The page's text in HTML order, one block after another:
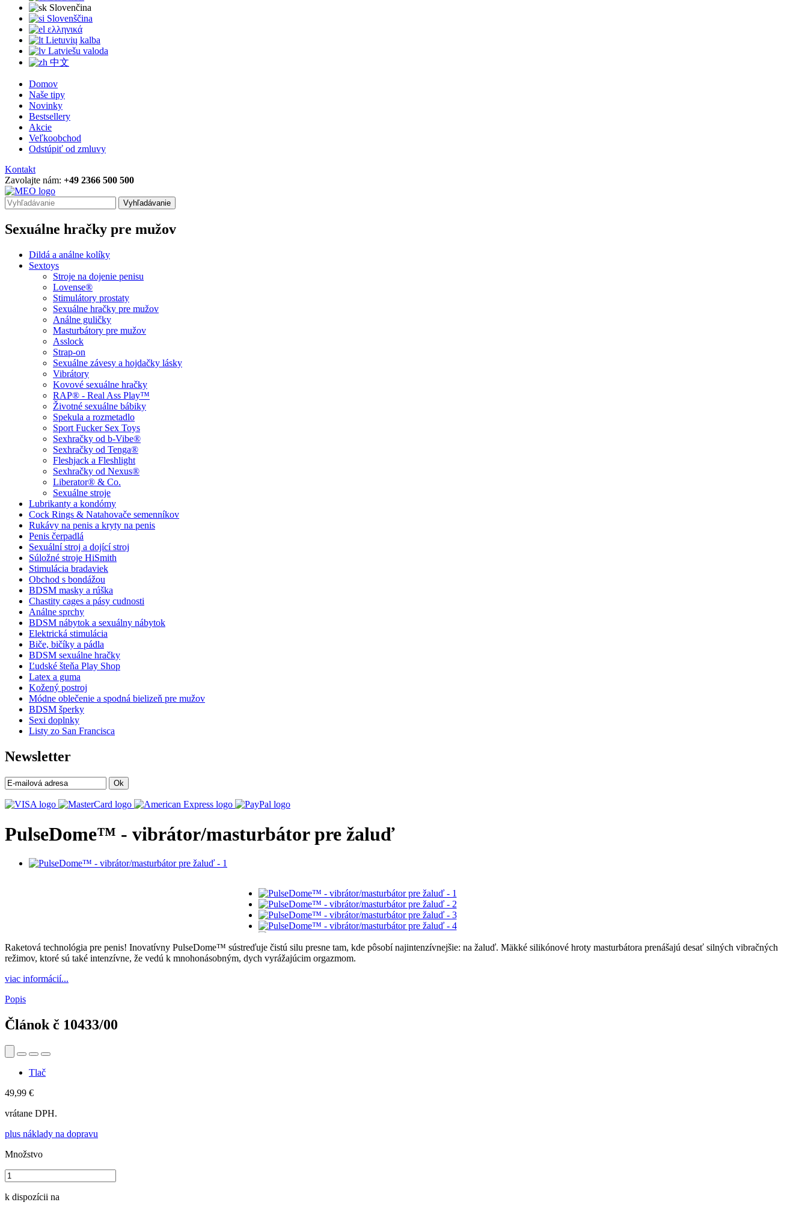
Slovenčina
Slovenščina
ελληνικά
Lietuvių kalba
Latviešu valoda
中文
Domov
Naše tipy
Novinky
Bestsellery
Akcie
Veľkoobchod
Odstúpiť od zmluvy
Kontakt
Zavolajte nám: +49 2366 500 500
Vyhľadávanie
Sexuálne hračky pre mužov
Dildá a análne kolíky
Sextoys
Stroje na dojenie penisu
Lovense®
Stimulátory prostaty
Sexuálne hračky pre mužov
Análne guličky
Masturbátory pre mužov
Asslock
Strap-on
Sexuálne závesy a hojdačky lásky
Vibrátory
Kovové sexuálne hračky
RAP® - Real Ass Play™
Životné sexuálne bábiky
Spekula a rozmetadlo
Sport Fucker Sex Toys
Sexhračky od b-Vibe®
Sexhračky od Tenga®
Fleshjack a Fleshlight
Sexhračky od Nexus®
Liberator® & Co.
Sexuálne stroje
Lubrikanty a kondómy
Cock Rings & Natahovače semenníkov
Rukávy na penis a kryty na penis
Penis čerpadlá
Sexuální stroj a dojící stroj
Súložné stroje HiSmith
Stimulácia bradaviek
Obchod s bondážou
BDSM masky a rúška
Chastity cages a pásy cudnosti
Análne sprchy
BDSM nábytok a sexuálny nábytok
Elektrická stimulácia
Biče, bičíky a pádla
BDSM sexuálne hračky
Ľudské šteňa Play Shop
Latex a guma
Kožený postroj
Módne oblečenie a spodná bielizeň pre mužov
BDSM šperky
Sexi doplnky
Listy zo San Francisca
Newsletter
Ok
PulseDome™ - vibrátor/masturbátor pre žaluď
Raketová technológia pre penis! Inovatívny PulseDome™ sústreďuje čistú silu presne tam, kde pôsobí najintenzívnejšie: na žaluď. Mäkké silikónové hroty masturbátora prenášajú desať silných vibračných
režimov, ktoré sú také intenzívne, že vedú k mnohonásobným, dych vyrážajúcim orgazmom.
viac informácií...
Popis
Článok č 10433/00
Tlač
49,99 €
vrátane DPH.
plus náklady na dopravu
Množstvo
k dispozícii na